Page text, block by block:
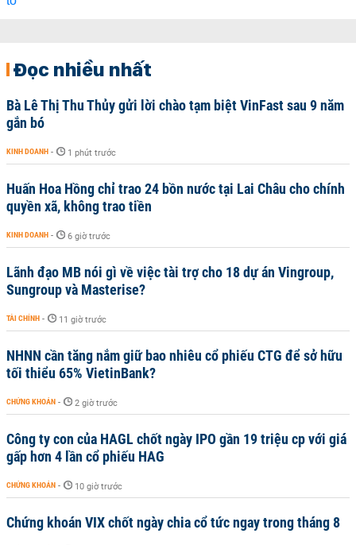
Đọc nhiều nhất
Bà Lê Thị Thu Thủy gửi lời chào tạm biệt VinFast sau 9 năm
gắn bó
KINH DOANH - 1 phút trước
Huấn Hoa Hồng chỉ trao 24 bồn nước tại Lai Châu cho chính
quyền xã, không trao tiền
KINH DOANH - 6 giờ trước
Lãnh đạo MB nói gì về việc tài trợ cho 18 dự án Vingroup,
Sungroup và Masterise?
TÀI CHÍNH - 11 giờ trước
NHNN cần tăng nắm giữ bao nhiêu cổ phiếu CTG để sở hữu
tối thiểu 65% VietinBank?
CHỨNG KHOÁN - 2 giờ trước
Công ty con của HAGL chốt ngày IPO gần 19 triệu cp với giá
gấp hơn 4 lần cổ phiếu HAG
CHỨNG KHOÁN - 10 giờ trước
Chứng khoán VIX chốt ngày chia cổ tức ngay trong tháng 8